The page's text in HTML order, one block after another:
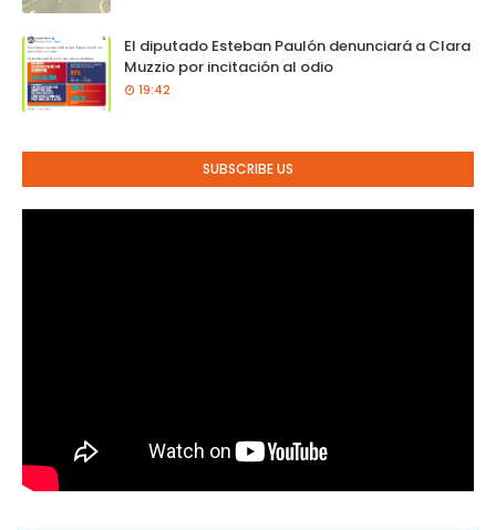
El diputado Esteban Paulón denunciará a Clara
Muzzio por incitación al odio
19:42
SUBSCRIBE US